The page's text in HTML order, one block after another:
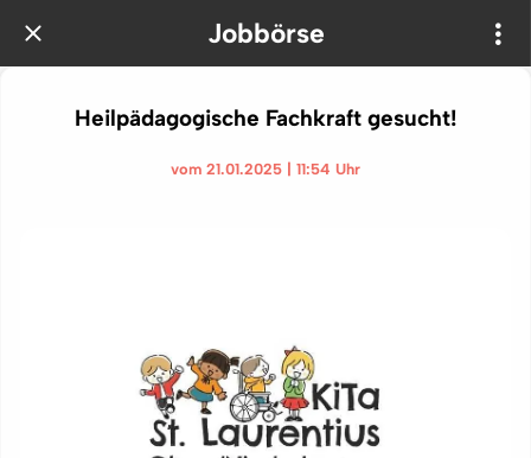
Jobbörse
Heilpädagogische Fachkraft gesucht!
vom 21.01.2025 | 11:54 Uhr